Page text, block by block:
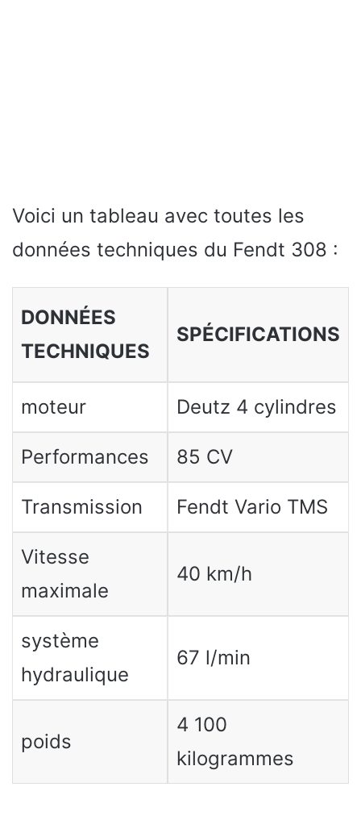
Voici un tableau avec toutes les
données techniques du Fendt 308 :
DONNÉES
TECHNIQUES
SPÉCIFICATIONS
moteur Deutz 4 cylindres
Performances 85 CV
Transmission Fendt Vario TMS
Vitesse
maximale
40 km/h
système
hydraulique
67 l/min
poids
4 100
kilogrammes